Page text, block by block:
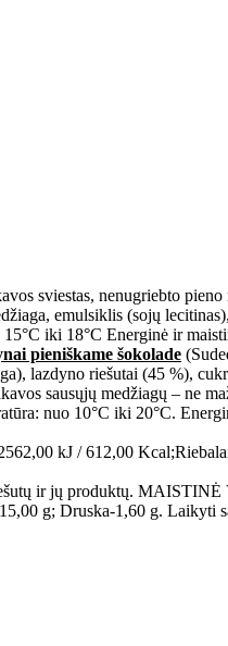
sviestas, nenugriebto
emulsiklis (sojų
iki 18°C Energinė ir
pieniškame šokolade
lazdyno riešutai (45 %),
sausųjų medžiagų – ne
nuo 10°C iki 20°C.
kJ / 612,00
ir jų produktų.
g; Druska-1,60 g. Laikyti